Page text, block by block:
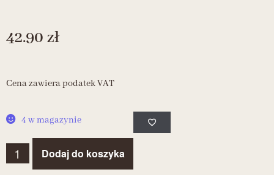
42.90 zł
Cena zawiera podatek VAT
4 w magazynie
Dodaj do koszyka